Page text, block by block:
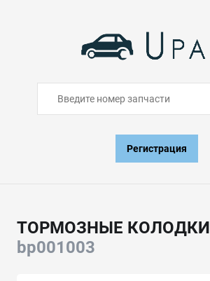
Регистрация
ТОРМОЗНЫЕ КОЛОДКИ
bp001003